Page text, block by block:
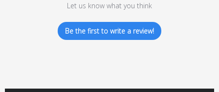
Let us know what you think
Be the first to write a review!